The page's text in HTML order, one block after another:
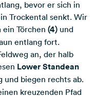
bevor er sich in
Trockental senkt. Wir
Törchen (4) und
entlang fort.
an, der halb
Lower Standean
biegen rechts ab.
kreuzenden Pfad